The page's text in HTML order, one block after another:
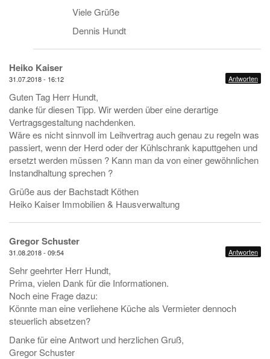
Viele Grüße
Dennis Hundt
Heiko Kaiser
31.07.2018 - 16:12 Antworten
Guten Tag Herr Hundt,
danke für diesen Tipp. Wir werden über eine derartige
Vertragsgestaltung nachdenken.
Wäre es nicht sinnvoll im Leihvertrag auch genau zu regeln was
passiert, wenn der Herd oder der Kühlschrank kaputtgehen und
ersetzt werden müssen ? Kann man da von einer gewöhnlichen
Instandhaltung sprechen ?
Grüße aus der Bachstadt Köthen
Heiko Kaiser Immobilien & Hausverwaltung
Gregor Schuster
31.08.2018 - 09:54 Antworten
Sehr geehrter Herr Hundt,
Prima, vielen Dank für die Informationen.
Noch eine Frage dazu:
Könnte man eine verliehene Küche als Vermieter dennoch
steuerlich absetzen?
Danke für eine Antwort und herzlichen Gruß,
Gregor Schuster